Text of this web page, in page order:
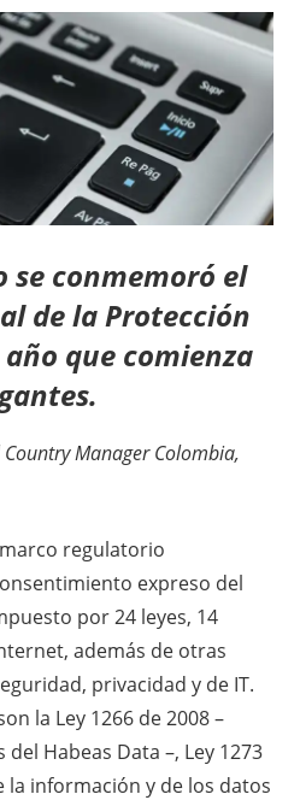
se conmemoró el
de la Protección
que comienza
Country Manager Colombia,
regulatorio
expreso del
por 24 leyes, 14
además de otras
privacidad y de IT.
la Ley 1266 de 2008 –
Habeas Data –, Ley 1273
la información y de los datos